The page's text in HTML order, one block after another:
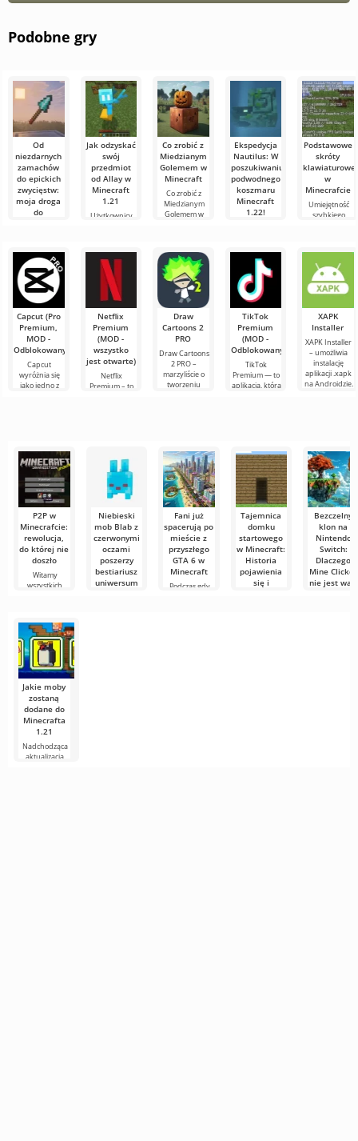
Podobne gry
Od
niezdarnych
zamachów
do epickich
zwycięstw:
moja droga
do
Minecraft
Witajcie,
eksperymentatorzy
świata
sześcianów!
Dziś
postanowiłem
założyć mój
wyimaginowany
biały
Jak odzyskać
swój
przedmiot
od Allay w
Minecraft
1.21
Użytkownicy
pomaga
zbierać
przedmioty i że
trzeba się z nim
Co zrobić z
Miedzianym
Golemem w
Minecraft
Co zrobić z
Miedzianym
Golemem w
zawsze coś się
dzieje: nowe
bloki,
Ekspedycja
Nautilus: W
poszukiwaniu
podwodnego
koszmaru
Minecraft
1.22!
Szczerze
mówiąc, wciąż
trzęsę się z
emocji, pisząc
te słowa. Dziś
Podstawowe
skróty
klawiaturowe
w
Minecrafcie
Umiejętność
szybkiego
zarządzania to
bardzo ważna
cecha w grze.
Capcut (Pro
Premium,
MOD -
Odblokowany)
Capcut
wyróżnia się
jako jedno z
Netflix
Premium
(MOD -
wszystko
jest otwarte)
Netflix
Premium – to
Draw
Cartoons 2
PRO
Draw Cartoons
2 PRO –
marzyliście o
tworzeniu
TikTok
Premium
(MOD -
Odblokowany)
TikTok
Premium — to
aplikacja, która
XAPK
Installer
XAPK Installer
– umożliwia
instalację
aplikacji .xapk
na Androidzie.
P2P w
Minecrafcie:
rewolucja,
do której nie
doszło
Witamy
wszystkich
Niebieski
mob Blab z
czerwonymi
oczami
poszerzy
bestiariusz
uniwersum
Fani już
spacerują po
mieście z
przyszłego
GTA 6 w
Minecraft
Podczas gdy
Tajemnica
domku
startowego
w Minecraft:
Historia
pojawienia
się i
Bezczelny
klon na
Nintendo
Switch:
Dlaczego
Mine Clicker
nie jest wart
Jakie moby
zostaną
dodane do
Minecrafta
1.21
Nadchodząca
aktualizacja